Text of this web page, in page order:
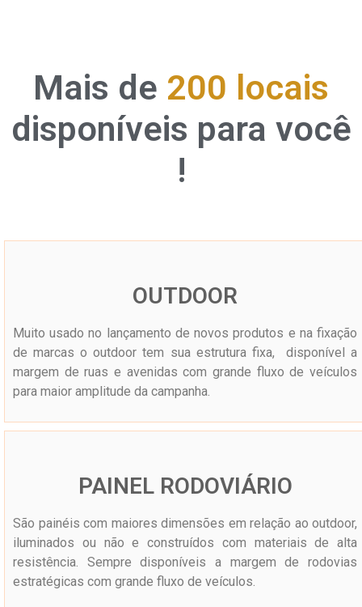
Mais de 200 locais
disponíveis para você
!
OUTDOOR
Muito usado no lançamento de novos produtos e na fixação
de marcas o outdoor tem sua estrutura fixa, disponível a
margem de ruas e avenidas com grande fluxo de veículos
para maior amplitude da campanha.
PAINEL RODOVIÁRIO
São painéis com maiores dimensões em relação ao outdoor,
iluminados ou não e construídos com materiais de alta
resistência. Sempre disponíveis a margem de rodovias
estratégicas com grande fluxo de veículos.